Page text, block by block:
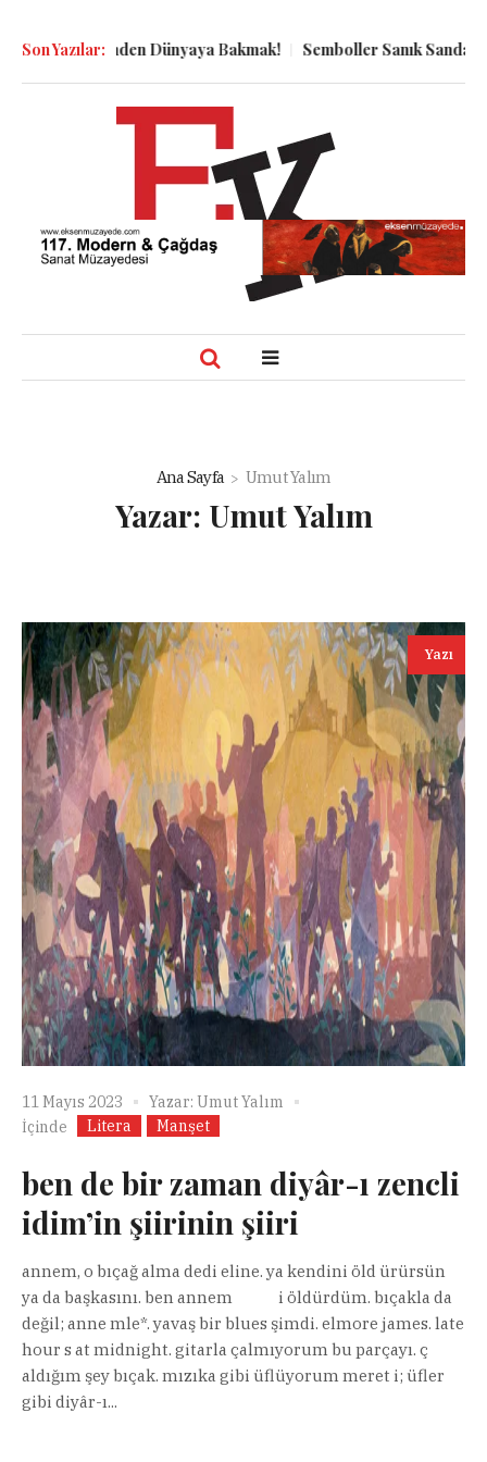
Son Yazılar:
Kuyu Dibinden Dünyaya Bakmak! Semboller Sanık
Ana Sayfa Umut Yalım
Yazar: Umut Yalım
Yazı
11 Mayıs 2023 Yazar: Umut Yalım
İçinde
Litera Manşet
ben de bir zaman diyâr-ı zencli
idim’in şiirinin şiiri
annem, o bıçağ alma dedi eline. ya kendini öld ürürsün
ya da başkasını. ben annem i öldürdüm. bıçakla da
değil; anne mle*. yavaş bir blues şimdi. elmore james. late
hour s at midnight. gitarla çalmıyorum bu parçayı. ç
aldığım şey bıçak. mızıka gibi üflüyorum meret i; üfler
gibi diyâr-ı...